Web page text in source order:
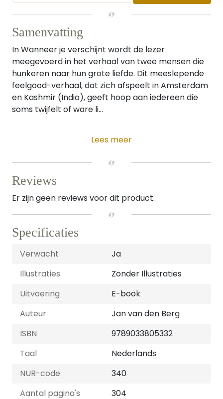
Samenvatting
In Wanneer je verschijnt wordt de lezer
meegevoerd in het verhaal van twee mensen die
hunkeren naar hun grote liefde. Dit meeslepende
feelgood-verhaal, dat zich afspeelt in Amsterdam
en Kashmir (India), geeft hoop aan iedereen die
soms twijfelt of ware li...
Lees meer
Reviews
Er zijn geen reviews voor dit product.
Specificaties
Verwacht
Ja
Illustraties
Zonder Illustraties
Uitvoering
E-book
Auteur
Jan van den Berg
ISBN
9789033805332
Taal
Nederlands
NUR-code
340
Aantal pagina's
304